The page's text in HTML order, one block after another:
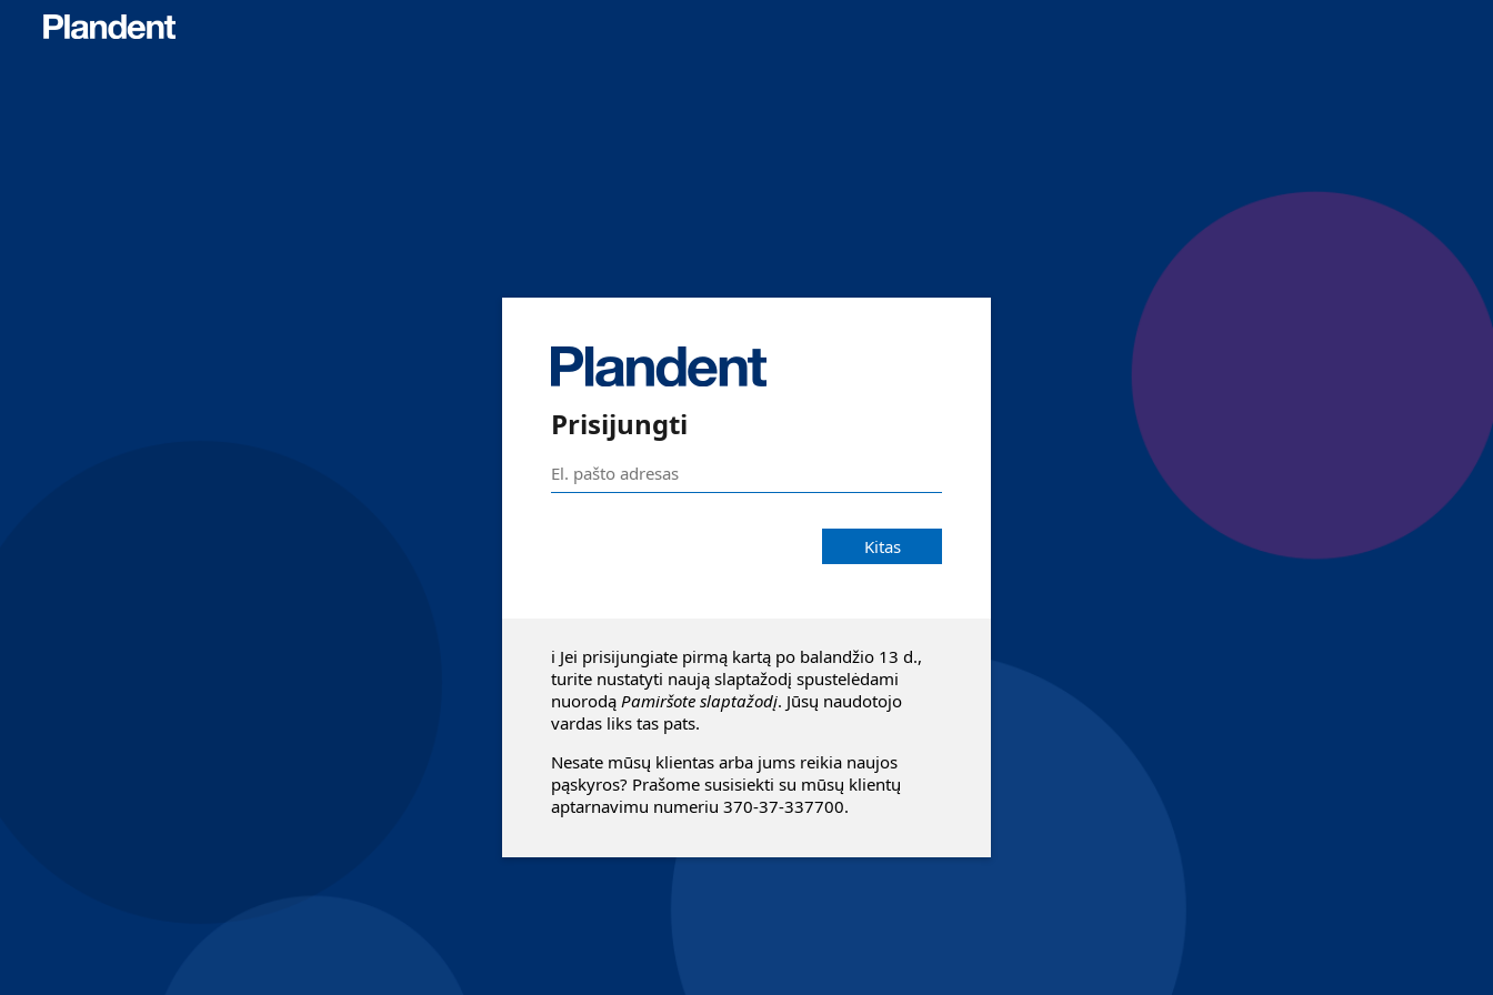
Prisijungti
Kitas
ℹ️ Jei prisijungiate pirmą kartą po balandžio 13 d.,
turite nustatyti naują slaptažodį spustelėdami
nuorodą Pamiršote slaptažodį. Jūsų naudotojo
vardas liks tas pats.
Nesate mūsų klientas arba jums reikia naujos
pąskyros? Prašome susisiekti su mūsų klientų
aptarnavimu numeriu 370-37-337700.